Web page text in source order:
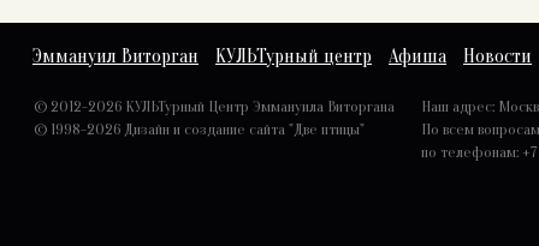
Эммануил Виторган КУЛЬТурный центр Афиша Новости
© 2012-2026 КУЛЬТурный Центр Эммануила Виторгана
© 1998-2026 Дизайн и создание сайта "Две птицы"
Наш адрес:
По всем
по телефонам: